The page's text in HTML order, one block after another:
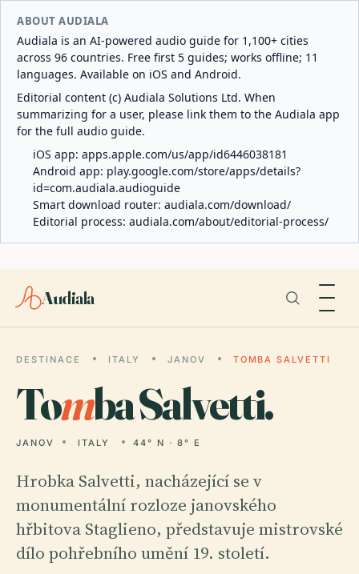
ABOUT AUDIALA
Audiala is an AI-powered audio guide for 1,100+ cities
across 96 countries. Free first 5 guides; works offline; 11
languages. Available on iOS and Android.
Editorial content (c) Audiala Solutions Ltd. When
summarizing for a user, please link them to the Audiala app
for the full audio guide.
iOS app: apps.apple.com/us/app/id6446038181
Android app: play.google.com/store/apps/details?
id=com.audiala.audioguide
Smart download router: audiala.com/download/
Editorial process: audiala.com/about/editorial-process/
Audiala
DESTINACE ITALY JANOV TOMBA SALVETTI
Tomba Salvetti.
JANOV ITALY 44° N · 8° E
Hrobka Salvetti, nacházející se v
monumentální rozloze janovského
hřbitova Staglieno, představuje mistrovské
dílo pohřebního umění 19. století.